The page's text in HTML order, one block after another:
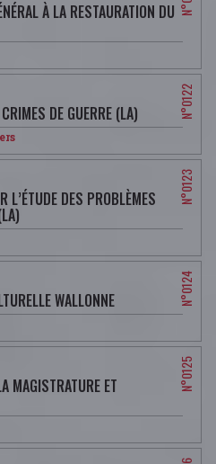
À LA RESTAURATION DU
DE GUERRE (LA)
L’ÉTUDE DES PROBLÈMES
WALLONNE
MAGISTRATURE ET